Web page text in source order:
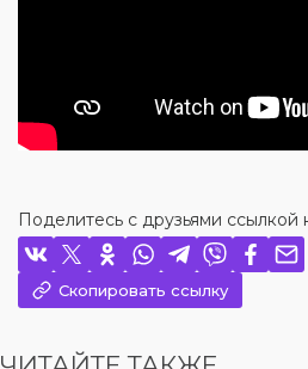
Поделитесь с друзьями ссылкой
Скопировать ссылку